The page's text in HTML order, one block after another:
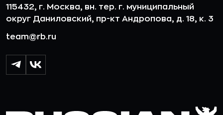
115432, г. Москва, вн. тер. г. муниципальный
округ Даниловский, пр-кт Андропова, д. 18, к. 3
team@rb.ru